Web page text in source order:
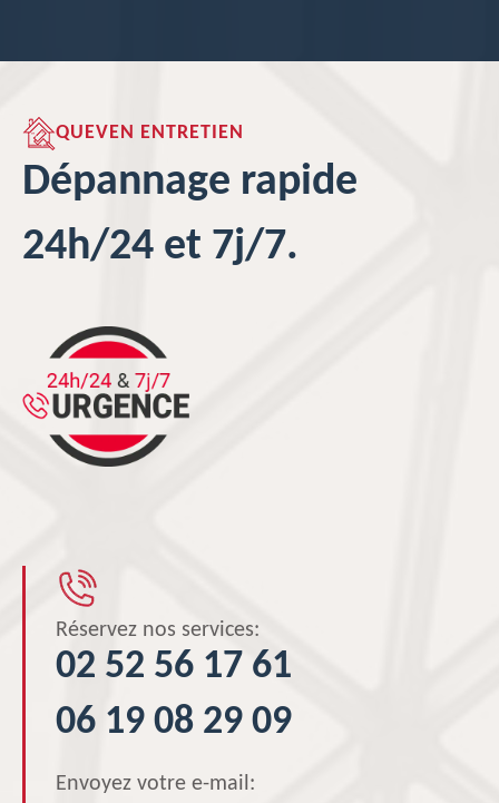
QUEVEN ENTRETIEN
Dépannage rapide
24h/24 et 7j/7.
Réservez nos services:
02 52 56 17 61
06 19 08 29 09
Envoyez votre e-mail: